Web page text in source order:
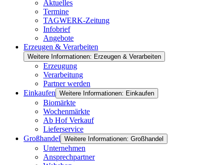
Aktuelles
Termine
TAGWERK-Zeitung
Infobrief
Angebote
Erzeugen & Verarbeiten
Weitere Informationen: Erzeugen & Verarbeiten
Erzeugung
Verarbeitung
Partner werden
Einkaufen Weitere Informationen: Einkaufen
Biomärkte
Wochenmärkte
Ab Hof Verkauf
Lieferservice
Großhandel Weitere Informationen: Großhandel
Unternehmen
Ansprechpartner